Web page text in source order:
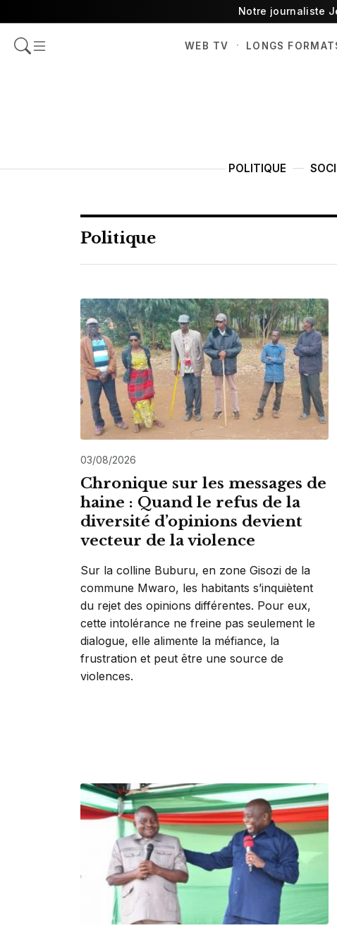
Notre journaliste
WEB TV · LONGS
POLITIQUE
Politique
03/08/2026
Chronique sur les messages de
haine : Quand le refus de la
diversité d’opinions devient
vecteur de la violence
Sur la colline Buburu, en zone Gisozi de la
commune Mwaro, les habitants s’inquiètent
du rejet des opinions différentes. Pour eux,
cette intolérance ne freine pas seulement le
dialogue, elle alimente la méfiance, la
frustration et peut être une source de
violences.